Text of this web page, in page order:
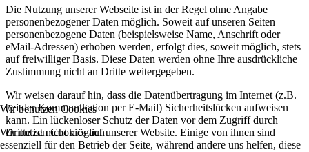
Die Nutzung unserer Webseite ist in der Regel ohne Angabe
personenbezogener Daten möglich. Soweit auf unseren Seiten
personenbezogene Daten (beispielsweise Name, Anschrift oder
eMail-Adressen) erhoben werden, erfolgt dies, soweit möglich, stets
auf freiwilliger Basis. Diese Daten werden ohne Ihre ausdrückliche
Zustimmung nicht an Dritte weitergegeben.
Wir weisen darauf hin, dass die Datenübertragung im Internet (z.B.
bei der Kommunikation per E-Mail) Sicherheitslücken aufweisen
kann. Ein lückenloser Schutz der Daten vor dem Zugriff durch
Dritte ist nicht möglich.
Wir benutzen Cookies
Wir nutzen Cookies auf unserer Website. Einige von ihnen sind
essenziell für den Betrieb der Seite, während andere uns helfen, diese